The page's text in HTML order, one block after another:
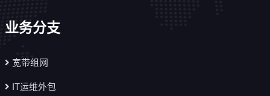
业务分支
宽带组网
IT运维外包